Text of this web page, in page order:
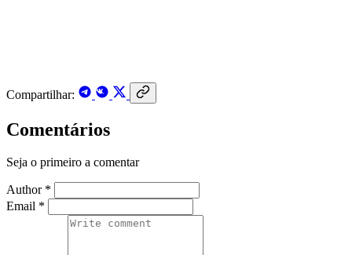
Compartilhar:
Comentários
Seja o primeiro a comentar
Author *
Email *